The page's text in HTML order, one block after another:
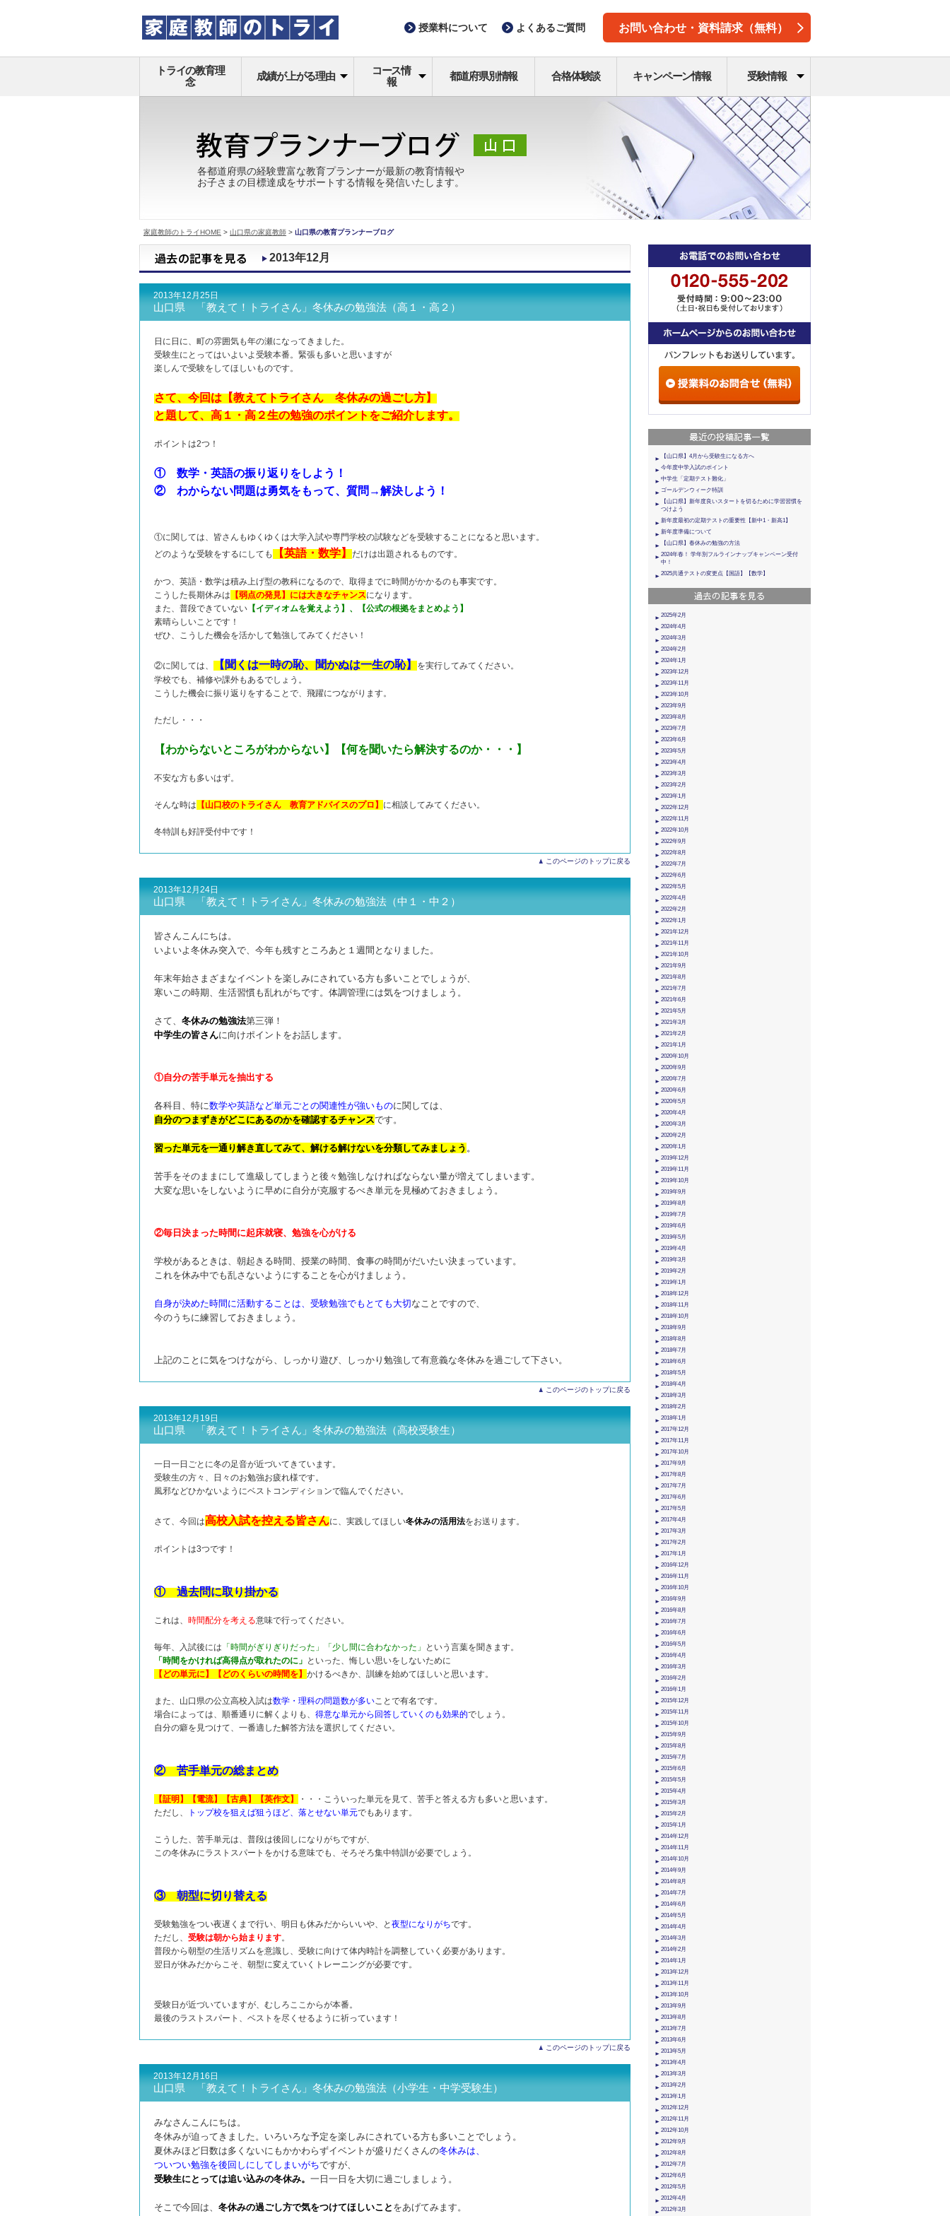
授業料について よくあるご質問 お問い合わせ・資料請求（無料）
トライの教育理
念
成績が上がる理由
コース情
報
都道府県別情報 合格体験談 キャンペーン情報 受験情報
各都道府県の経験豊富な教育プランナーが最新の教育情報や
お子さまの目標達成をサポートする情報を発信いたします。
家庭教師のトライHOME > 山口県の家庭教師 > 山口県の教育プランナーブログ
2013年12月
2013年12月25日
山口県 「教えて！トライさん」冬休みの勉強法（高１・高２）
日に日に、町の雰囲気も年の瀬になってきました。
受験生にとってはいよいよ受験本番。緊張も多いと思いますが
楽しんで受験をしてほしいものです。
さて、今回は【教えてトライさん 冬休みの過ごし方】
と題して、高１・高２生の勉強のポイントをご紹介します。
ポイントは2つ！
① 数学・英語の振り返りをしよう！
② わからない問題は勇気をもって、質問→解決しよう！
①に関しては、皆さんもゆくゆくは大学入試や専門学校の試験などを受験することになると思います。
どのような受験をするにしても【英語・数学】だけは出題されるものです。
かつ、英語・数学は積み上げ型の教科になるので、取得までに時間がかかるのも事実です。
こうした長期休みは 【弱点の発見】には大きなチャンスになります。
また、普段できていない 【イディオムを覚えよう】、【公式の根拠をまとめよう】
素晴らしいことです！
ぜひ、こうした機会を活かして勉強してみてください！
②に関しては、 【聞くは一時の恥、聞かぬは一生の恥】を実行してみてください。
学校でも、補修や課外もあるでしょう。
こうした機会に振り返りをすることで、飛躍につながります。
ただし・・・
【わからないところがわからない】【何を聞いたら解決するのか・・・】
不安な方も多いはず。
そんな時は 【山口校のトライさん 教育アドバイスのプロ】 に相談してみてください。
冬特訓も好評受付中です！
このページのトップに戻る
2013年12月24日
山口県 「教えて！トライさん」冬休みの勉強法（中１・中２）
皆さんこんにちは。
いよいよ冬休み突入で、今年も残すところあと１週間となりました。
年末年始さまざまなイベントを楽しみにされている方も多いことでしょうが、
寒いこの時期、生活習慣も乱れがちです。体調管理には気をつけましょう。
さて、 冬休みの勉強法第三弾！
中学生の皆さんに向けポイントをお話します。
①自分の苦手単元を抽出する
各科目、特に数学や英語など単元ごとの関連性が強いものに関しては、
自分のつまずきがどこにあるのかを確認するチャンスです。
習った単元を一通り解き直してみて、解ける解けないを分類してみましょう 。
苦手をそのままにして進級してしまうと後々勉強しなければならない量が増えてしまいます。
大変な思いをしないように早めに自分が克服するべき単元を見極めておきましょう。
②毎日決まった時間に起床就寝、勉強を心がける
学校があるときは、朝起きる時間、授業の時間、食事の時間がだいたい決まっています。
これを休み中でも乱さないようにすることを心がけましょう。
自身が決めた時間に活動することは、受験勉強でもとても大切なことですので、
今のうちに練習しておきましょう。
上記のことに気をつけながら、しっかり遊び、しっかり勉強して有意義な冬休みを過ごして下さい。
このページのトップに戻る
2013年12月19日
山口県 「教えて！トライさん」冬休みの勉強法（高校受験生）
一日一日ごとに冬の足音が近づいてきています。
受験生の方々、日々のお勉強お疲れ様です。
風邪などひかないようにベストコンディションで臨んでください。
さて、今回は高校入試を控える皆さんに、実践してほしい冬休みの活用法をお送ります。
ポイントは3つです！
① 過去問に取り掛かる
これは、 時間配分を考える意味で行ってください。
毎年、入試後には 「時間がぎりぎりだった」「少し間に合わなかった」
という言葉を聞きます。
「時間をかければ高得点が取れたのに」 といった、悔しい思いをしないために
【どの単元に】【どのくらいの時間を】 かけるべきか、訓練を始めてほしいと思います。
また、山口県の公立高校入試は数学・理科の問題数が多いことで有名です。
場合によっては、順番通りに解くよりも、 得意な単元から回答していくのも効果的でしょう。
自分の癖を見つけて、一番適した解答方法を選択してください。
② 苦手単元の総まとめ
【証明】【電流】【古典】【英作文】
・・・こういった単元を見て、苦手と答える方も多いと思います。
ただし、
トップ校を狙えば狙うほど、落とせない単元でもあります。
こうした、苦手単元は、普段は後回しになりがちですが、
この冬休みにラストスパートをかける意味でも、そろそろ集中特訓が必要でしょう。
③ 朝型に切り替える
受験勉強をつい夜遅くまで行い、明日も休みだからいいや、と 夜型になりがちです。
ただし、 受験は朝から始まります。
普段から朝型の生活リズムを意識し、受験に向けて体内時計を調整していく必要があります。
翌日が休みだからこそ、朝型に変えていくトレーニングが必要です。
受験日が近づいていますが、むしろここからが本番。
最後のラストスパート、ベストを尽くせるように祈っています！
このページのトップに戻る
2013年12月16日
山口県 「教えて！トライさん」冬休みの勉強法（小学生・中学受験生）
みなさんこんにちは。
冬休みが迫ってきました。いろいろな予定を楽しみにされている方も多いことでしょう。
夏休みほど日数は多くないにもかかわらずイベントが盛りだくさんの冬休みは、
ついつい勉強を後回しにしてしまいがちですが、
受験生にとっては追い込みの冬休み。 一日一日を大切に過ごしましょう。
そこで今回は、 冬休みの過ごし方で気をつけてほしいこと をあげてみます。
【山口県】4月から受験生になる方へ
今年度中学入試のポイント
中学生「定期テスト難化」
ゴールデンウィーク特訓
【山口県】新年度良いスタートを切るために学習習慣を
つけよう
新年度最初の定期テストの重要性【新中1・新高1】
新年度準備について
【山口県】春休みの勉強の方法
2024年春！ 学年別フルラインナップキャンペーン受付
中！
2025共通テストの変更点【国語】【数学】
2025年2月
2024年4月
2024年3月
2024年2月
2024年1月
2023年12月
2023年11月
2023年10月
2023年9月
2023年8月
2023年7月
2023年6月
2023年5月
2023年4月
2023年3月
2023年2月
2023年1月
2022年12月
2022年11月
2022年10月
2022年9月
2022年8月
2022年7月
2022年6月
2022年5月
2022年4月
2022年2月
2022年1月
2021年12月
2021年11月
2021年10月
2021年9月
2021年8月
2021年7月
2021年6月
2021年5月
2021年3月
2021年2月
2021年1月
2020年10月
2020年9月
2020年7月
2020年6月
2020年5月
2020年4月
2020年3月
2020年2月
2020年1月
2019年12月
2019年11月
2019年10月
2019年9月
2019年8月
2019年7月
2019年6月
2019年5月
2019年4月
2019年3月
2019年2月
2019年1月
2018年12月
2018年11月
2018年10月
2018年9月
2018年8月
2018年7月
2018年6月
2018年5月
2018年4月
2018年3月
2018年2月
2018年1月
2017年12月
2017年11月
2017年10月
2017年9月
2017年8月
2017年7月
2017年6月
2017年5月
2017年4月
2017年3月
2017年2月
2017年1月
2016年12月
2016年11月
2016年10月
2016年9月
2016年8月
2016年7月
2016年6月
2016年5月
2016年4月
2016年3月
2016年2月
2016年1月
2015年12月
2015年11月
2015年10月
2015年9月
2015年8月
2015年7月
2015年6月
2015年5月
2015年4月
2015年3月
2015年2月
2015年1月
2014年12月
2014年11月
2014年10月
2014年9月
2014年8月
2014年7月
2014年6月
2014年5月
2014年4月
2014年3月
2014年2月
2014年1月
2013年12月
2013年11月
2013年10月
2013年9月
2013年8月
2013年7月
2013年6月
2013年5月
2013年4月
2013年3月
2013年2月
2013年1月
2012年12月
2012年11月
2012年10月
2012年9月
2012年8月
2012年7月
2012年6月
2012年5月
2012年4月
2012年3月